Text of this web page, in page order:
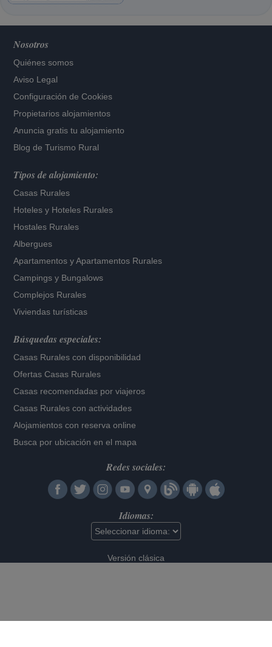
Nosotros
Quiénes somos
Aviso Legal
Configuración de Cookies
Propietarios alojamientos
Anuncia gratis tu alojamiento
Blog de Turismo Rural
Tipos de alojamiento:
Casas Rurales
Hoteles y Hoteles Rurales
Hostales Rurales
Albergues
Apartamentos yApartamentos Rurales
Campings y Bungalows
Complejos Rurales
Viviendas turísticas
Búsquedas especiales:
Casas Rurales con disponibilidad
Ofertas Casas Rurales
Casas recomendadas por viajeros
Casas Rurales con actividades
Alojamientos con reserva online
Busca por ubicación en el mapa
Redes sociales:
Idiomas:
Versión clásica